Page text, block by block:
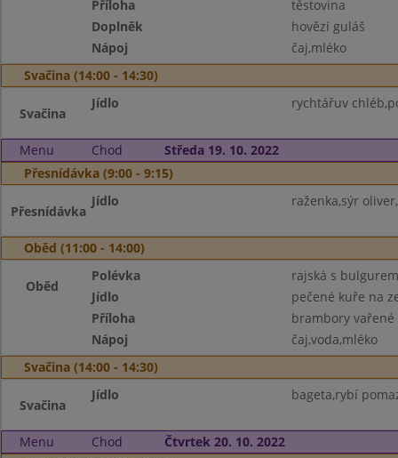
Příloha
těstovina
Doplněk
hovězí guláš
Nápoj
čaj,mléko
Svačina (14:00 - 14:30)
Svačina
Jídlo rychtářuv
Menu Chod
Středa 19. 10. 2022
Přesnídávka (9:00 - 9:15)
Přesnídávka
Jídlo raženka,sýr
Oběd (11:00 - 14:00)
Oběd
Polévka
rajská s bulgurem
Jídlo
pečené kuře na
Příloha
brambory vařené
Nápoj
čaj,voda,mléko
Svačina (14:00 - 14:30)
Svačina
Jídlo bageta,rybí
Menu Chod
Čtvrtek 20. 10. 2022